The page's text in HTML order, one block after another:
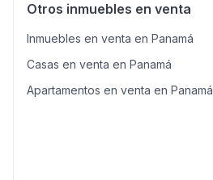
Otros inmuebles en venta
Inmuebles en venta en Panamá
Casas en venta en Panamá
Apartamentos en venta en Panamá